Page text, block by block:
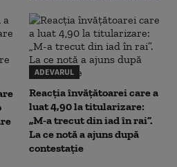
ADEVARUL
Reacția învățătoarei care a
luat 4,90 la titularizare:
„M-a trecut din iad în rai”.
La ce notă a ajuns după
contestație